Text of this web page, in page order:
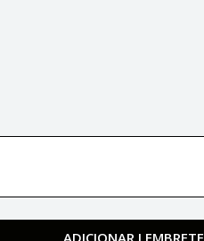
ADICIONAR LEMBRETE